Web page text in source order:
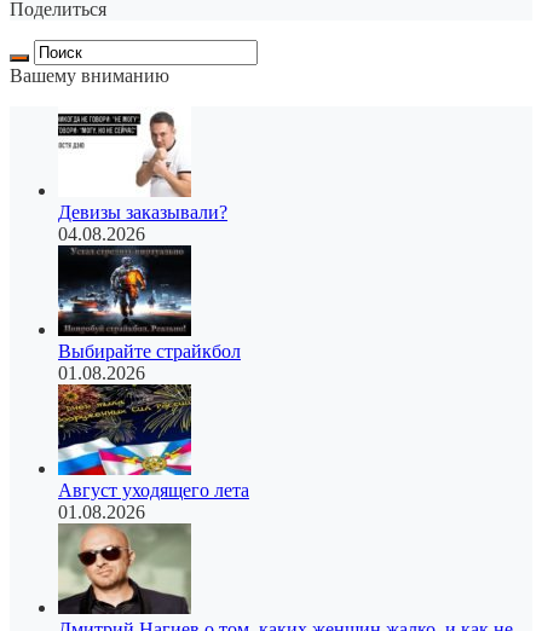
Поделиться
Вашему вниманию
Девизы заказывали?
04.08.2026
Выбирайте страйкбол
01.08.2026
Август уходящего лета
01.08.2026